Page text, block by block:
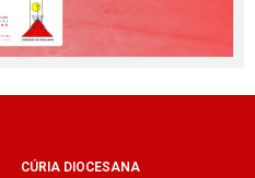
CÚRIA DIOCESANA